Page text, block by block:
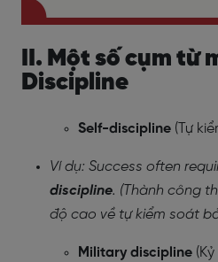
II. Một số cụm từ
Discipline
Self-discipline (Tự
Ví dụ: Success often
discipline. (Thành công
độ cao về tự kiểm soát
Military discipline